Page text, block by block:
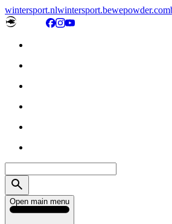
wintersport.nlwintersport.bewepowder.com
Open main menu